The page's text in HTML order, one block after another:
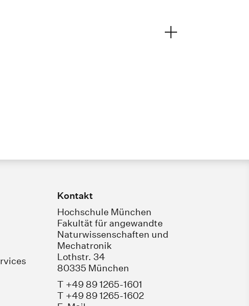
Kontakt
Hochschule München
Fakultät für angewandte
Naturwissenschaften und
Mechatronik
Lothstr. 34
80335 München
T +49 89 1265-1601
T +49 89 1265-1602